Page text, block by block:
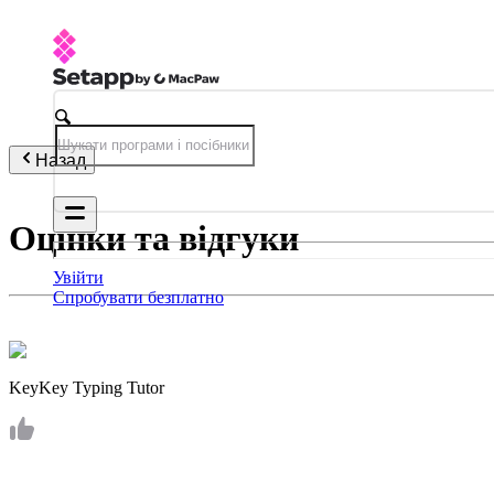
Увійти
Спробувати безплатно
Назад
Оцінки та відгуки
KeyKey Typing Tutor